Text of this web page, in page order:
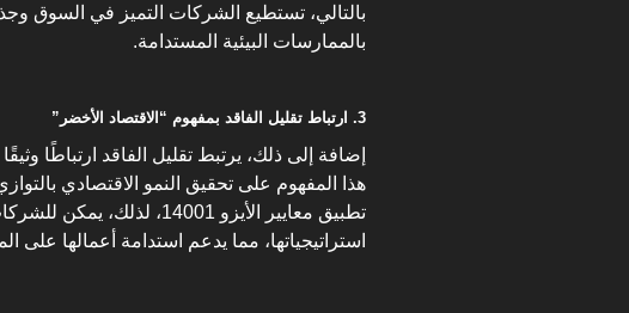
بالتالي، تستطيع الشركات التميز في السوق
بالممارسات البيئية المستدامة.
3. ارتباط تقليل الفاقد بمفهوم “الاقتصاد الأخضر”
إضافة إلى ذلك، يرتبط تقليل الفاقد ارتباطًا
هذا المفهوم على تحقيق النمو الاقتصادي
تطبيق معايير الأيزو 14001،
استراتيجياتها، مما يدعم استدامة أعمالها على